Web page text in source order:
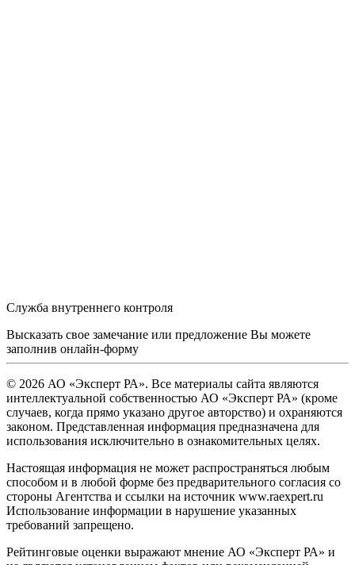
Служба внутреннего контроля
Высказать свое замечание или предложение Вы можете
заполнив онлайн-форму
© 2026 АО «Эксперт РА». Все материалы сайта являются
интеллектуальной собственностью АО «Эксперт РА» (кроме
случаев, когда прямо указано другое авторство) и охраняются
законом. Представленная информация предназначена для
использования исключительно в ознакомительных целях.
Настоящая информация не может распространяться любым
способом и в любой форме без предварительного согласия со
стороны Агентства и ссылки на источник www.raexpert.ru
Использование информации в нарушение указанных
требований запрещено.
Рейтинговые оценки выражают мнение АО «Эксперт РА» и